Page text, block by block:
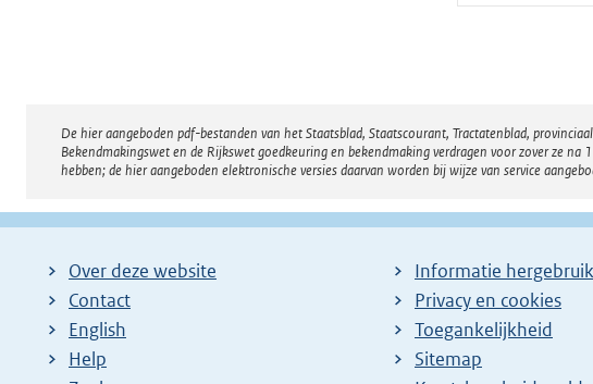
Disclaimer
De hier aangeboden pdf-bestanden van het Staatsblad, Staatscourant, Tractatenblad,
Bekendmakingswet en de Rijkswet goedkeuring en bekendmaking verdragen voor zover ze
hebben; de hier aangeboden elektronische versies daarvan worden bij wijze van service
Over deze website
Contact
English
Help
Informatie
Privacy en cookies
Toegankelijkheid
Sitemap